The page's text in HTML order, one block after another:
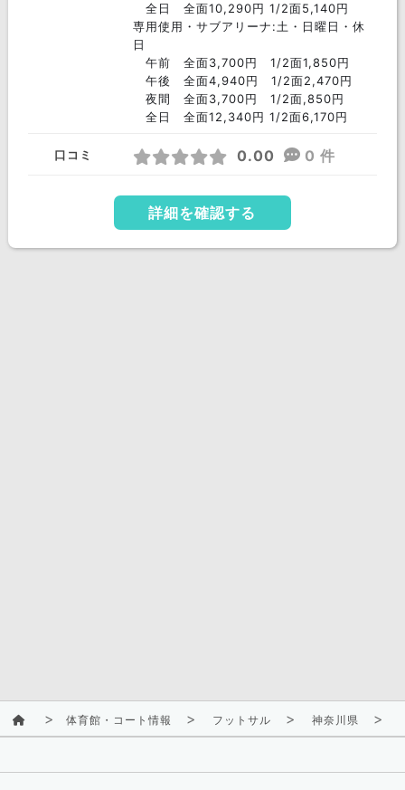
全日 全面10,290円 1/2面5,140円
専用使用・サブアリーナ:土・日曜日・休
日
午前 全面3,700円 1/2面1,850円
午後 全面4,940円 1/2面2,470円
夜間 全面3,700円 1/2面,850円
全日 全面12,340円 1/2面6,170円
口コミ 0.00 0 件
詳細を確認する
体育館・コート情報 フットサル 神奈川県